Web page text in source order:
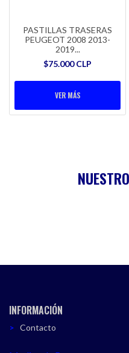
PASTILLAS TRASERAS
PEUGEOT 2008 2013-
2019...
$75.000 CLP
VER MÁS
INFORMACIÓN
Contacto